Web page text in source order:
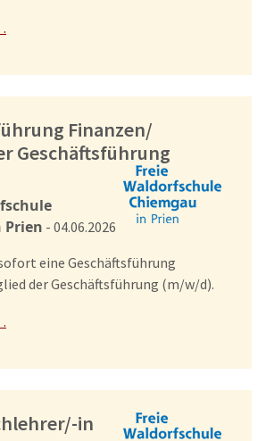
Finanzen/
Geschäftsführung
Prien - 04.06.2026
eine Geschäftsführung
der Geschäftsführung (m/w/d).
in